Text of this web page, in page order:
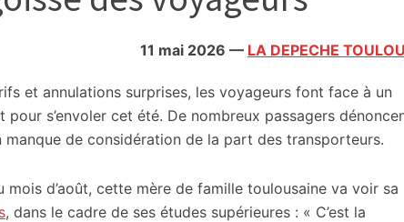
11 mai 2026 — LA DEPECHE
et annulations surprises, les voyageurs font face à un
s’envoler cet été. De nombreux passagers
de considération de la part des transporteurs.
mois d’août, cette mère de famille toulousaine va voir sa
, dans le cadre de ses études supérieures : « C’est la